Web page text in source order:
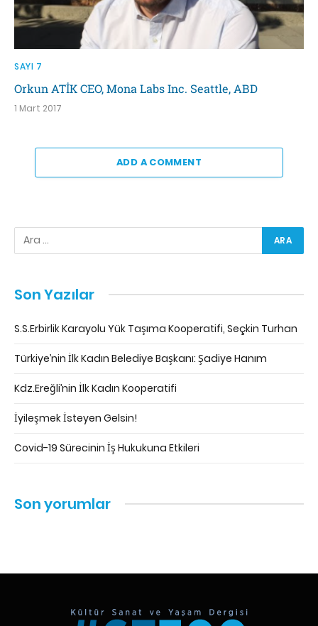
SAYI 7
Orkun ATİK CEO, Mona Labs Inc. Seattle, ABD
1 Mart 2017
ADD A COMMENT
Son Yazılar
S.S.Erbirlik Karayolu Yük Taşıma Kooperatifi, Seçkin Turhan
Türkiye’nin İlk Kadın Belediye Başkanı: Şadiye Hanım
Kdz.Ereğli’nin İlk Kadın Kooperatifi
İyileşmek İsteyen Gelsin!
Covid-19 Sürecinin İş Hukukuna Etkileri
Son yorumlar